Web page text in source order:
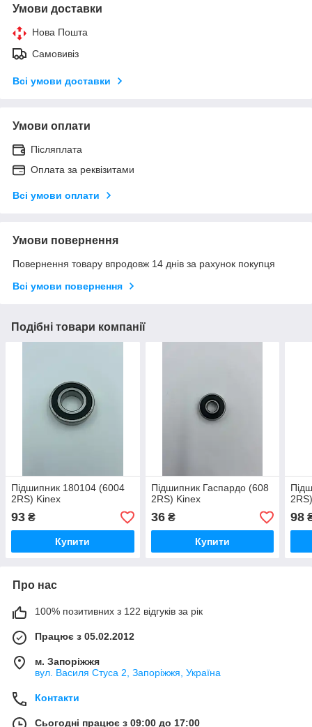
Умови доставки
Нова Пошта
Самовивіз
Всі умови доставки
Умови оплати
Післяплата
Оплата за реквізитами
Всі умови оплати
Умови повернення
Повернення товару впродовж 14 днів за рахунок покупця
Всі умови повернення
Подібні товари компанії
Підшипник 180104 (6004
2RS) Kinex
93 ₴
Купити
Підшипник Гаспардо (608
2RS) Kinex
36₴
Купити
98
Про нас
100% позитивних з 122 відгуків за рік
Працює з 05.02.2012
м. Запоріжжя
вул. Василя Стуса 2, Запоріжжя, Україна
Контакти
Сьогодні працює з 09:00 до 17:00